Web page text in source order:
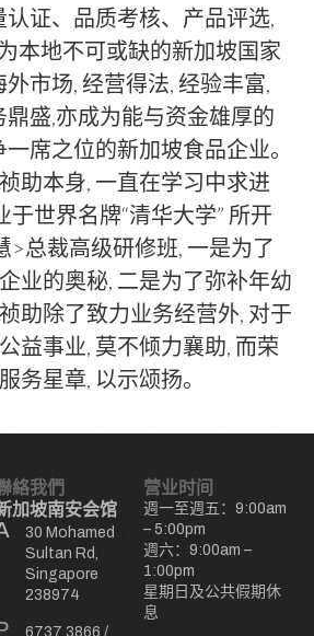
认证、品质考核、产品评选,
本地不可或缺的新加坡国家
市场, 经营得法, 经验丰富,
鼎盛,亦成为能与资金雄厚的
席之位的新加坡食品企业。
助本身, 一直在学习中求进
世界名牌“清华大学” 所开
>总裁高级研修班, 一是为了
业的奥秘, 二是为了弥补年幼
助除了致力业务经营外, 对于
益事业, 莫不倾力襄助, 而荣
务星章, 以示颂扬。
絡我們
加坡南安会馆
30 Mohamed
Sultan Rd,
Singapore
238974
6737 3866 /
营业时间
週一至週五：9:00am
– 5:00pm
週六：9:00am –
1:00pm
星期日及公共假期休
息